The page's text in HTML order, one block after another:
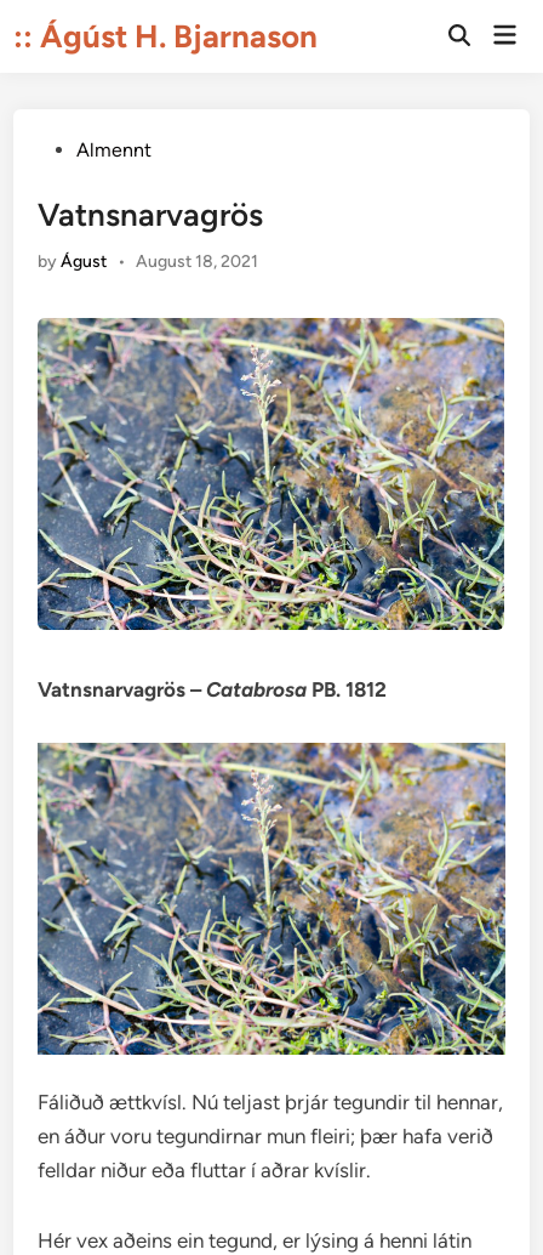
to:: Ágúst H. Bjarnason
Open
PostedAlmennt
Vatnsnarvagrös
byÁgust • August 18, 2021
Vatnsnarvagrös –Catabrosa PB. 1812
Fáliðuð ættkvísl. Nú teljast þrjár tegundir til hennar,
en áður voru tegundirnar mun fleiri; þær hafa verið
felldar niður eða fluttar í aðrar kvíslir.
Hér vex aðeins ein tegund, er lýsing á henni látin